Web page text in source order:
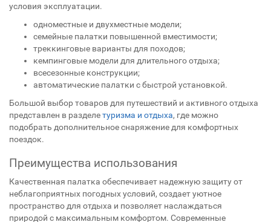
условия эксплуатации.
одноместные и двухместные модели;
семейные палатки повышенной вместимости;
треккинговые варианты для походов;
кемпинговые модели для длительного отдыха;
всесезонные конструкции;
автоматические палатки с быстрой установкой.
Большой выбор товаров для путешествий и активного отдыха
представлен в разделетуризма и отдыха, где можно
подобрать дополнительное снаряжение для комфортных
поездок.
Преимущества использования
Качественная палатка обеспечивает надежную защиту от
неблагоприятных погодных условий, создает уютное
пространство для отдыха и позволяет наслаждаться
природой с максимальным комфортом. Современные